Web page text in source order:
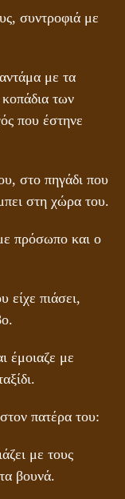
συντροφιά με
με τα
των
που έστηνε
στο πηγάδι που
στη χώρα του.
πρόσωπο και ο
είχε πιάσει,
έμοιαζε με
πατέρα του:
με τους
βουνά.